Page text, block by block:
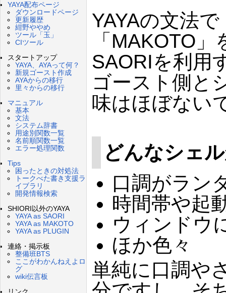
YAYA配布ページ
ダウンロードページ
更新履歴
紺野ややめ
ツール「玉」
CIツール
スタートアップ
YAYA、AYAって何？
新規ゴースト作成
AYAからの移行
里々からの移行
マニュアル
基本
文法
システム辞書
用途別関数一覧
名前順関数一覧
エラー処理関数
Tips
困ったときの対処法
トークべた書き支援ラ
イブラリ
開発情報検索
SHIORI以外のYAYA
YAYA as SAORI
YAYA as MAKOTO
YAYA as PLUGIN
連絡・掲示板
整備班BTS
ここがわかんねえよロ
グ
wiki伝言板
YAYAの文法
「MAKOTO
SAORIを利用
ゴースト側と
味はほぼない
どんなシェ
口調がラン
時間帯や起
ウィンドウ
ほか色々
単純に口調や